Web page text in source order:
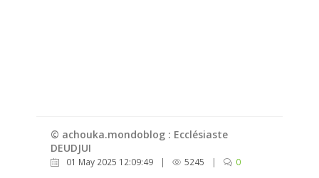
© achouka.mondoblog : Ecclésiaste
DEUDJUI
01 May 2025 12:09:49 | 5245 | 0